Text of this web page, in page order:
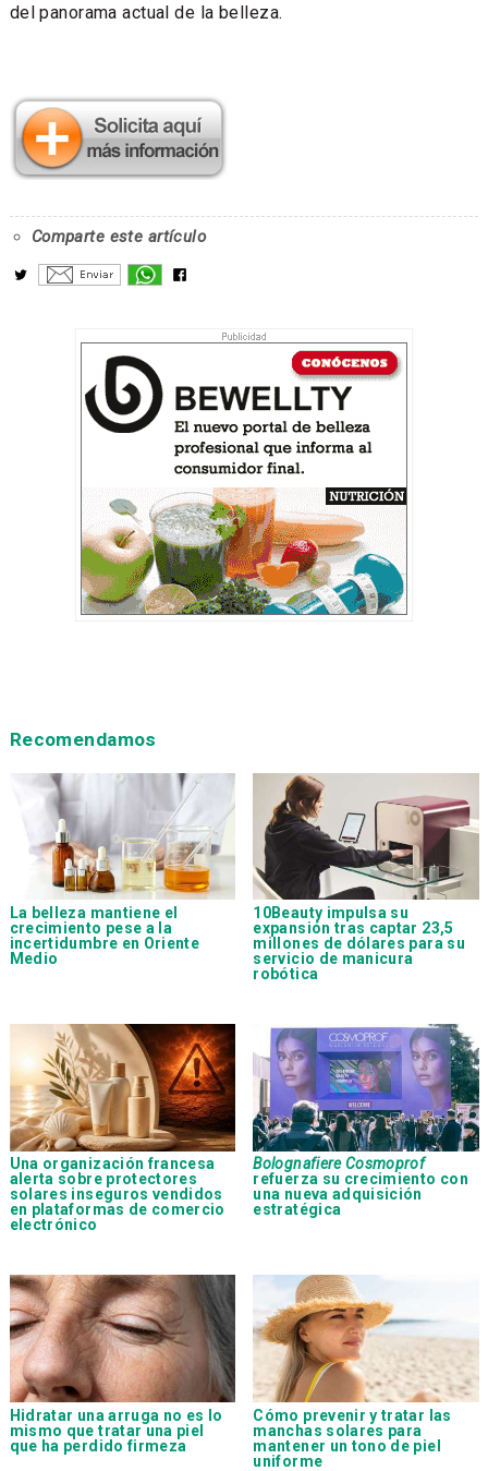
del panorama actual de la belleza.
Comparte este artículo
Recomendamos
La belleza mantiene el
crecimiento pese a la
incertidumbre en Oriente
Medio
10Beauty impulsa su
expansión tras captar 23,5
millones de dólares para su
servicio de manicura
robótica
Una organización francesa
alerta sobre protectores
solares inseguros vendidos
en plataformas de comercio
electrónico
Bolognafiere Cosmoprof
refuerza su crecimiento con
una nueva adquisición
estratégica
Hidratar una arruga no es lo
mismo que tratar una piel
que ha perdido firmeza
Cómo prevenir y tratar las
manchas solares para
mantener un tono de piel
uniforme